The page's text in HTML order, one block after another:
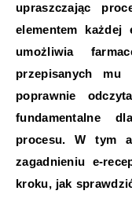
upraszczając
elementem
umożliwia
przepisanych mu
poprawnie
fundamentalne
procesu. W tym
zagadnieniu e-
kroku, jak